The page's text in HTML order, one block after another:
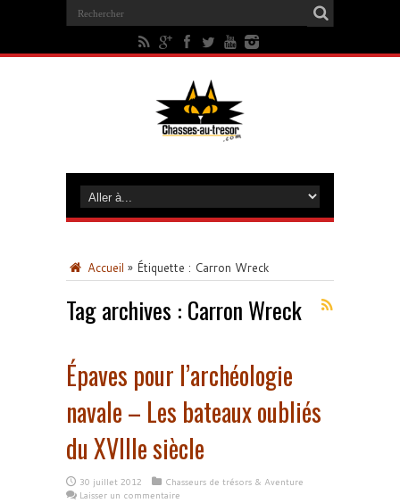
Accueil » Étiquette : Carron Wreck
Tag archives : Carron Wreck
Épaves pour l’archéologie
navale – Les bateaux oubliés
du XVIIIe siècle
30 juillet 2012
Chasseurs de trésors & Aventure
Laisser un commentaire